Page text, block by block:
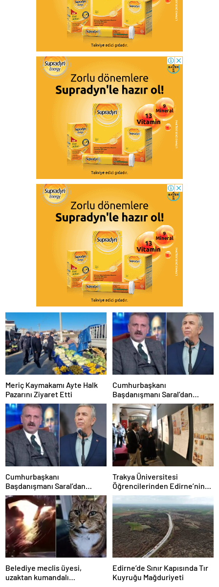
Meriç Kaymakamı Ayte Halk
Pazarını Ziyaret Etti
Cumhurbaşkanı
Başdanışmanı Saral’dan
gündem yaratacak Mansur
Yavaş iddiası
Cumhurbaşkanı
Başdanışmanı Saral’dan
gündem yaratacak Mansur
Yavaş iddiası
Trakya Üniversitesi
Öğrencilerinden Edirne’nin
Geleneksel Konutlarına
Rölöve ve Restorasyon
Projesi
Belediye meclis üyesi,
uzaktan kumandalı
Edirne’de Sınır Kapısında Tır
Kuyruğu Mağduriyeti